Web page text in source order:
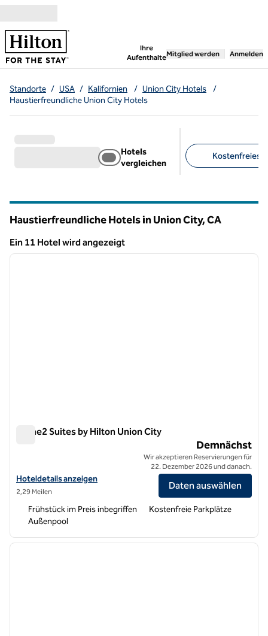
Ihre
Aufenthalte
,öffnet neue
Mitglied werden Anmelden
Standorte / USA / Kalifornien / Union City Hotels
/
Haustierfreundliche Union City Hotels
Hotels
vergleichen
Kostenfreies
Haustierfreundliche Hotels in Union City,CA
Ein 11 Hotel wird angezeigt
Ein 11 Hotel wird angezeigt
1 von 12
Home2 Suites by Hilton Union City
Hoteldetails für Home2 Suites by Hilton Union City anzeigen
Hoteldetails anzeigen
2,29 Meilen
Demnächst
Wir akzeptieren Reservierungen für
22. Dezember 2026 und danach.
Daten auswählen
Frühstück im Preis inbegriffen
Kostenfreie Parkplätze
Außenpool
1 von 12